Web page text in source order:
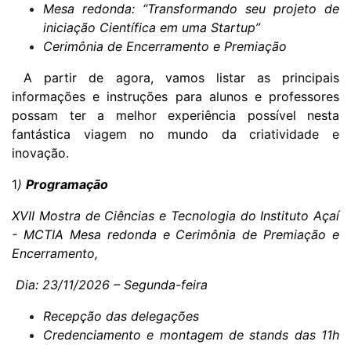
Mesa redonda: “Transformando seu projeto de
iniciação Científica em uma Startup”
Cerimônia de Encerramento e Premiação
A partir de agora, vamos listar as principais
informações e instruções para alunos e professores
possam ter a melhor experiência possível nesta
fantástica viagem no mundo da criatividade e
inovação.
1) Programação
XVII Mostra de Ciências e Tecnologia do Instituto Açaí
- MCTIA Mesa redonda e Cerimônia de Premiação e
Encerramento,
Dia: 23/11/2026 – Segunda-feira
Recepção das delegações
Credenciamento e montagem de stands das 11h